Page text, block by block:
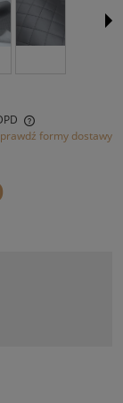
PŁATNOŚCIformy dostawy